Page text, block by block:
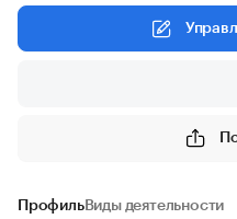
ПрофильВиды деятельности